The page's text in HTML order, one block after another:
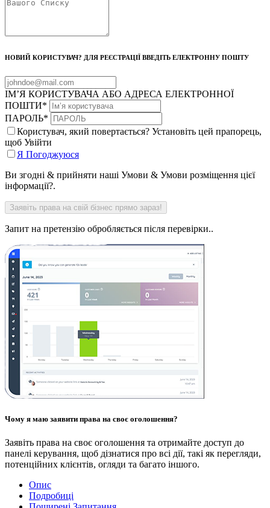
НОВИЙ КОРИСТУВАЧ? ДЛЯ РЕЄСТРАЦІЇ ВВЕДІТЬ ЕЛЕКТРОННУ ПОШТУ
ІМ’Я КОРИСТУВАЧА АБО АДРЕСА ЕЛЕКТРОННОЇ
ПОШТИ*
ПАРОЛЬ*
Користувач, який повертається? Установіть цей прапорець,
щоб Увійти
Я Погоджуюся
Ви згодні & прийняти наші Умови & Умови розміщення цієї
інформації?.
Запит на претензію обробляється після перевірки..
Чому я маю заявити права на своє оголошення?
Заявіть права на своє оголошення та отримайте доступ до
панелі керування, щоб дізнатися про всі дії, такі як перегляди,
потенційних клієнтів, огляди та багато іншого.
Опис
Подробиці